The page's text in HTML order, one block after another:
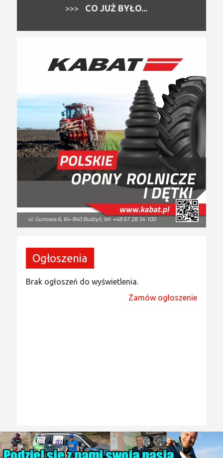
>>> CO JUŻ BYŁO...
Ogłoszenia
Brak ogłoszeń do wyświetlenia.
Zamów ogłoszenie